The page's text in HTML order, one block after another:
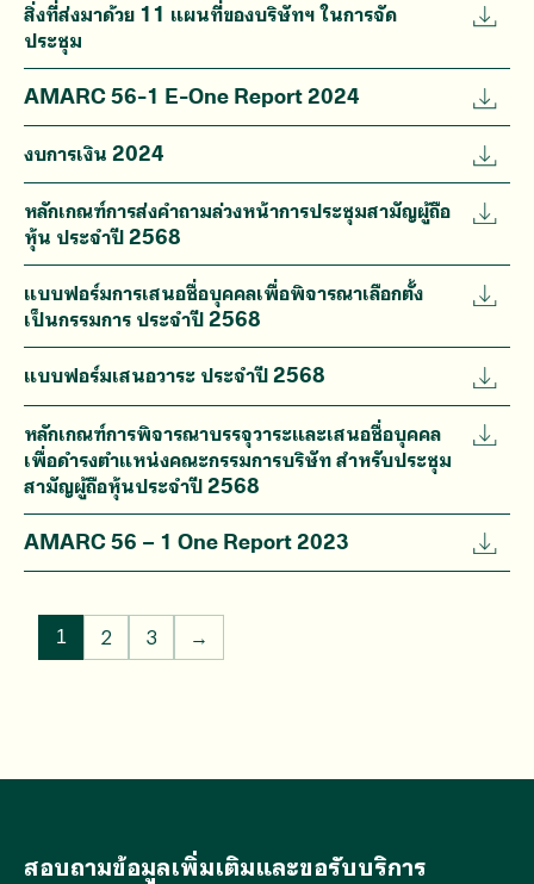
สิ่งที่ส่งมาด้วย 11 แผนที่ของบริษัทฯ ในการจัด
ประชุม
AMARC 56-1 E-One Report 2024
งบการเงิน 2024
หลักเกณฑ์การส่งคำถามล่วงหน้าการประชุมสามัญผู้ถือ
หุ้น ประจำปี 2568
แบบฟอร์มการเสนอชื่อบุคคลเพื่อพิจารณาเลือกตั้ง
เป็นกรรมการ ประจำปี 2568
แบบฟอร์มเสนอวาระ ประจำปี 2568
หลักเกณฑ์การพิจารณาบรรจุวาระและเสนอชื่อบุคคล
เพื่อดำรงตำแหน่งคณะกรรมการบริษัท สำหรับประชุม
สามัญผู้ถือหุ้นประจำปี 2568
AMARC 56 – 1 One Report 2023
1 2 3 →
สอบถามข้อมูลเพิ่มเติมและขอรับบริการ